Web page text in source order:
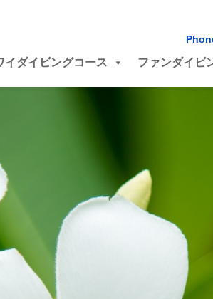
イダイビングコース ファンダイビ